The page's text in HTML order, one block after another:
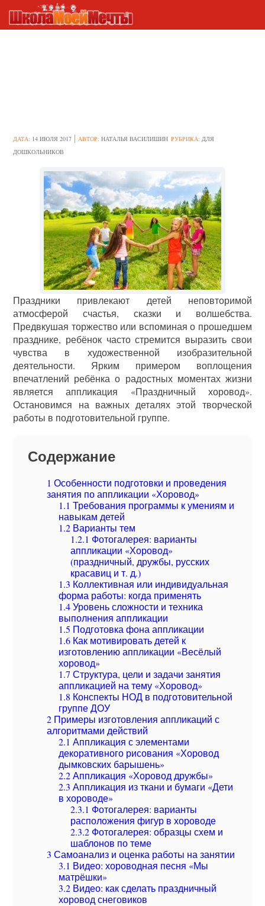
ДАТА: 14 ИЮЛЯ 2017 АВТОР:НАТАЛЬЯ ВАСИЛИШИН РУБРИКА:ДЛЯ
ДОШКОЛЬНИКОВ
Праздники привлекают детей неповторимой
атмосферой счастья, сказки и волшебства.
Предвкушая торжество или вспоминая о прошедшем
празднике, ребёнок часто стремится выразить свои
чувства в художественной изобразительной
деятельности. Ярким примером воплощения
впечатлений ребёнка о радостных моментах жизни
является аппликация «Праздничный хоровод».
Остановимся на важных деталях этой творческой
работы в подготовительной группе.
Содержание
1 Особенности подготовки и проведения
занятия по аппликации «Хоровод»
1.1 Требования программы к умениям и
навыкам детей
1.2 Варианты тем
1.2.1 Фотогалерея: варианты
аппликации «Хоровод»
(праздничный, дружбы, русских
красавиц и т. д.)
1.3 Коллективная или индивидуальная
форма работы: когда применять
1.4Уровень сложности и техника
выполнения аппликации
1.5 Подготовка фона аппликации
1.6 Как мотивировать детей к
изготовлению аппликации «Весёлый
хоровод»
1.7 Структура, цели и задачи занятия
аппликацией на тему «Хоровод»
1.8 Конспекты НОД в подготовительной
группе ДОУ
2 Примеры изготовления аппликаций с
алгоритмами действий
2.1 Аппликация с элементами
декоративного рисования «Хоровод
дымковских барышень»
2.2Аппликация «Хоровод дружбы»
2.3 Аппликация из ткани и бумаги «Дети
в хороводе»
2.3.1 Фотогалерея: варианты
расположения фигур в хороводе
2.3.2 Фотогалерея: образцы схем и
шаблонов по теме
3 Самоанализ и оценка работы на занятии
3.1 Видео: хороводная песня «Мы
матрёшки»
3.2 Видео: как сделать праздничный
хоровод снеговиков